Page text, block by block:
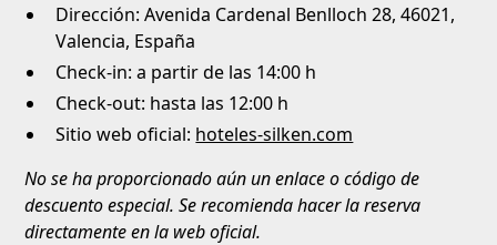
Dirección: Avenida Cardenal Benlloch 28, 46021,
Valencia, España
Check-in: a partir de las 14:00 h
Check-out: hasta las 12:00 h
Sitio web oficial: hoteles-silken.com
No se ha proporcionado aún un enlace o código de
descuento especial. Se recomienda hacer la reserva
directamente en la web oficial.